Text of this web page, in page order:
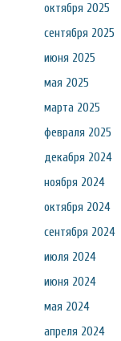
октября 2025
сентября 2025
июня 2025
мая 2025
марта 2025
февраля 2025
декабря 2024
ноября 2024
октября 2024
сентября 2024
июля 2024
июня 2024
мая 2024
апреля 2024